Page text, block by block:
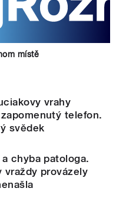
místě
vrahy
telefon.
svědek
chyba patologa.
vraždy provázely